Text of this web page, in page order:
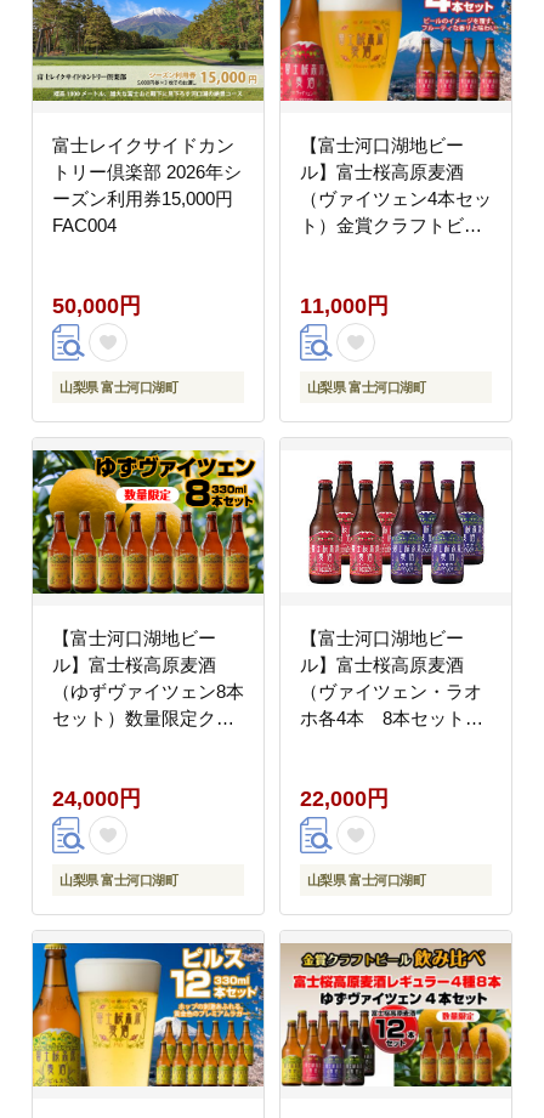
富士レイクサイドカン
トリー倶楽部 2026年シ
ーズン利用券15,000円
FAC004
50,000円
山梨県 富士河口湖町
【富士河口湖地ビー
ル】富士桜高原麦酒
（ヴァイツェン4本セッ
ト）金賞クラフトビー
11,000円
山梨県 富士河口湖町
【富士河口湖地ビー
ル】富士桜高原麦酒
（ゆずヴァイツェン8本
セット）数量限定クラ
24,000円
山梨県 富士河口湖町
【富士河口湖地ビー
ル】富士桜高原麦酒
（ヴァイツェン・ラオ
ホ各4本 8本セット）
22,000円
山梨県 富士河口湖町